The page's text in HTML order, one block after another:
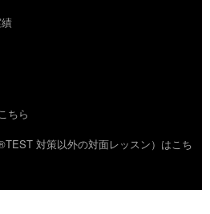
ちら
対策以外の対面レッスン）はこち